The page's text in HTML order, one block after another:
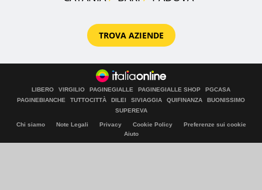
TROVA AZIENDE
LIBERO VIRGILIO PAGINEGIALLE PAGINEGIALLE SHOP
PGCASA
PAGINEBIANCHE
TUTTOCITTÀ DILEI SIVIAGGIA QUIFINANZA
BUONISSIMO
SUPEREVA
Chi siamo Note Legali Privacy Cookie Policy
Preferenze sui cookie
Aiuto